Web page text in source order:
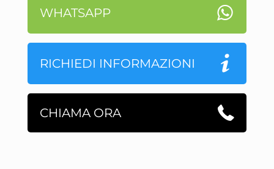
WHATSAPP
RICHIEDI INFORMAZIONI
CHIAMA ORA